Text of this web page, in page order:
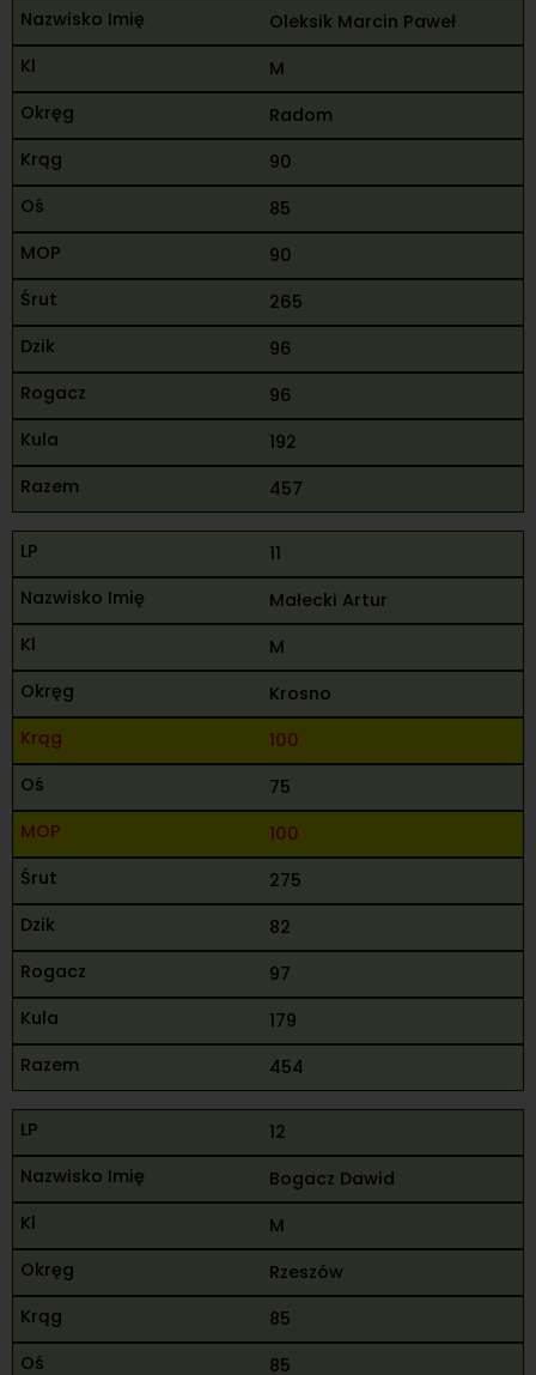
Oleksik Marcin Paweł
M
Radom
90
85
90
265
96
96
192
457
11
Małecki Artur
M
Krosno
100
75
100
275
82
97
179
454
12
Bogacz Dawid
M
Rzeszów
85
85